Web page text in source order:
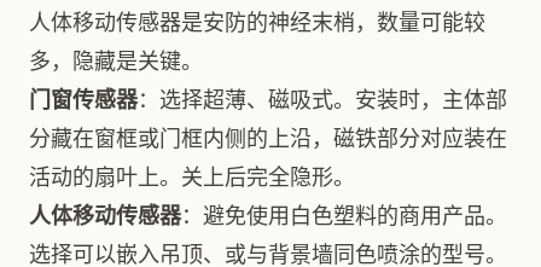
人体移动传感器是安防的神经末梢，数量可能较
多，隐藏是关键。
门窗传感器：选择超薄、磁吸式。安装时，主体部
分藏在窗框或门框内侧的上沿，磁铁部分对应装在
活动的扇叶上。关上后完全隐形。
人体移动传感器：避免使用白色塑料的商用产品。
选择可以嵌入吊顶、或与背景墙同色喷涂的型号。